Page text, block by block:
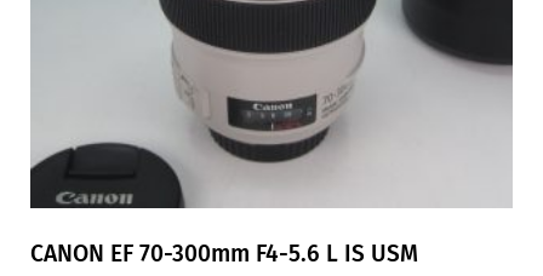
CANON EF 70-300mm F4-5.6 L IS USM